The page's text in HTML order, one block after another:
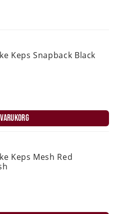
Keps Snapback Black
Keps Mesh Red